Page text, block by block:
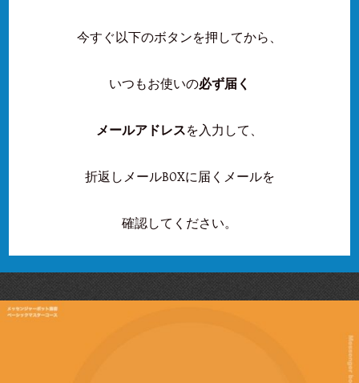
今すぐ以下のボタンを押してから、
いつもお使いの必ず届く
メールアドレスを入力して、
折返しメールBOXに届くメールを
確認してください。